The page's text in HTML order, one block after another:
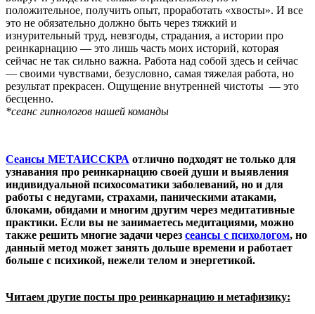
положительное, получить опыт, проработать «хвосты». И все
это не обязательно должно быть через тяжкий и
изнурительный труд, невзгоды, страдания, а истории про
реинкарнацию — это лишь часть моих историй, которая
сейчас не так сильно важна. Работа над собой здесь и сейчас
— своими чувствами, безусловно, самая тяжелая работа, но
результат прекрасен. Ощущение внутренней чистоты — это
бесценно.
*сеанс гипнологов нашей команды
Сеансы МЕТАИССКРА отлично подходят не только для
узнавания про реинкарнацию своей души и выявления
индивидуальной психосоматики заболеваний, но и для
работы с недугами, страхами, паническими атаками,
блоками, обидами и многим другим через медитативные
практики. Если вы не занимаетесь медитациями, можно
также решить многие задачи через сеансы с психологом, но
данный метод может занять дольше времени и работает
больше с психикой, нежели телом и энергетикой.
Читаем другие посты про реинкарнацию и метафизику: